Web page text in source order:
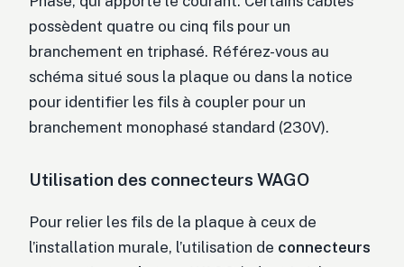
possèdent quatre ou cinq fils pour un
branchement en triphasé. Référez-vous au
schéma situé sous la plaque ou dans la notice
pour identifier les fils à coupler pour un
branchement monophasé standard (230V).
Utilisation des connecteurs WAGO
Pour relier les fils de la plaque à ceux de
l’installation murale, l’utilisation de connecteurs